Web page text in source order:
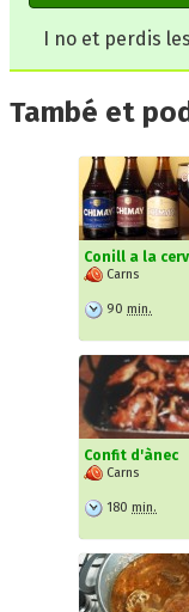
I no et perdis
També et
Conill a la
Carns
90 min.
Confit d'ànec
Carns
180 min.